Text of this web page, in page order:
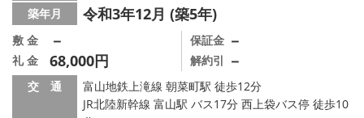
築年月 令和3年12月 (築5年)
敷 金 －
礼 金 68,000円
保証金 －
解約引 －
交 通
富山地鉄上滝線 朝菜町駅 徒歩12分
JR北陸新幹線 富山駅 バス17分 西上袋バス停 徒歩10